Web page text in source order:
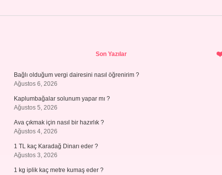
Son Yazılar
Bağlı olduğum vergi dairesini nasıl öğrenirim ?
Ağustos 6, 2026
Kaplumbağalar solunum yapar mı ?
Ağustos 5, 2026
Ava çıkmak için nasıl bir hazırlık ?
Ağustos 4, 2026
1 TL kaç Karadağ Dinarı eder ?
Ağustos 3, 2026
1 kg iplik kaç metre kumaş eder ?